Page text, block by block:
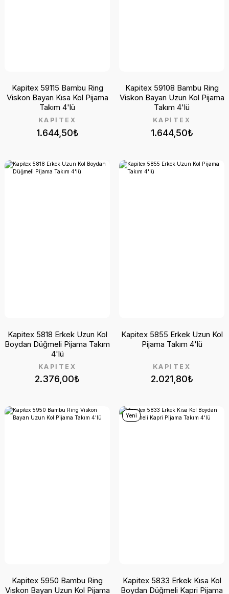
1.644,50₺
KAPİTEX
Kapitex 59115 Bambu Ring
Viskon Bayan Kısa Kol Pijama
Takım 4'lü
1.644,50₺
KAPİTEX
Kapitex 59108 Bambu Ring
Viskon Bayan Uzun Kol Pijama
Takım 4'lü
2.376,00₺
KAPİTEX
Kapitex 5818 Erkek Uzun Kol
Boydan Düğmeli Pijama Takım
4'lü
2.021,80₺
KAPİTEX
Kapitex 5855 Erkek Uzun Kol
Pijama Takım 4'lü
Kapitex 5950 Bambu Ring
Viskon Bayan Uzun Kol Pijama
Yeni
Kapitex 5833 Erkek Kısa Kol
Boydan Düğmeli Kapri Pijama